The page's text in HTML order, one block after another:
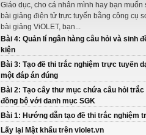
Giáo dục, cho cá nhân mình hay bạn muốn
bài giảng điện tử trực tuyến bằng công cụ
bài giảng ViOLET, bạn...
Bài 4: Quản lí ngân hàng câu hỏi và sinh
kiện
Bài 3: Tạo đề thi trắc nghiệm trực tuyến
một đáp án đúng
Bài 2: Tạo cây thư mục chứa câu hỏi trắc
đồng bộ với danh mục SGK
Bài 1: Hướng dẫn tạo đề thi trắc nghiệm
Lấy lại Mật khẩu trên violet.vn